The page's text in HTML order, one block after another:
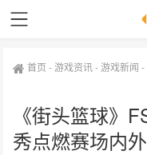
首页 -游戏资讯-游戏新闻 -
《街头篮球》
秀点燃赛场内外